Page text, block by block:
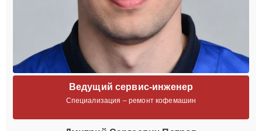
Ведущий сервис-инженер
Специализация – ремонт кофемашин